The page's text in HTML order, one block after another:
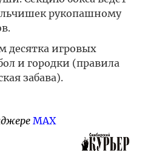
рукопашному
десятка игровых
и городки (правила
забава).
MAX